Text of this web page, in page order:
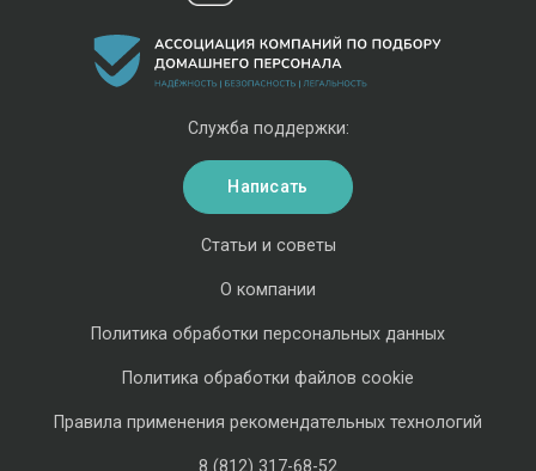
Статьи и советы
О компании
Политика обработки персональных данных
Политика обработки файлов cookie
Правила применения рекомендательных технологий
8 (812) 317-68-52
Служба поддержки:
Написать